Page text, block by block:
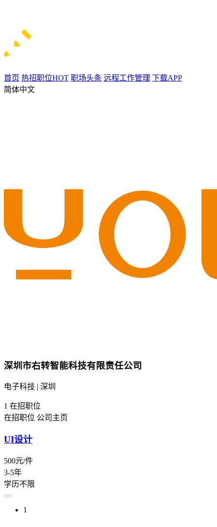
首页 热招职位HOT 职场头条 远程工作管理 下载APP
简体中文
深圳市右转智能科技有限责任公司
电子科技 | 深圳
1 在招职位
在招职位 公司主页
UI设计
500元/件
3-5年
学历不限
1